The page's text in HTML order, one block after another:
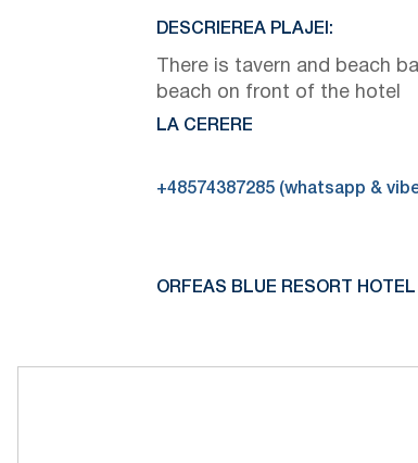
DESCRIEREA PLAJEI:
There is tavern and beach
beach on front of the hotel
LA CERERE
+48574387285 (whatsapp &
ORFEAS BLUE RESORT